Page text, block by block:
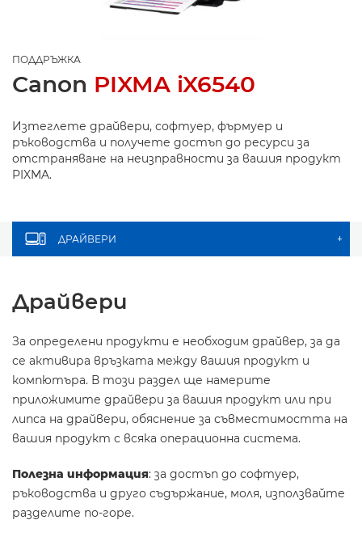
ПОДДРЪЖКА
Canon PIXMA iX6540
Изтеглете драйвери, софтуер, фърмуер и
ръководства и получете достъп до ресурси за
отстраняване на неизправности за вашия продукт
PIXMA.
ДРАЙВЕРИ +
Драйвери
За определени продукти е необходим драйвер, за да
се активира връзката между вашия продукт и
компютъра. В този раздел ще намерите
приложимите драйвери за вашия продукт или при
липса на драйвери, обяснение за съвместимостта на
вашия продукт с всяка операционна система.
Полезна информация: за достъп до софтуер,
ръководства и друго съдържание, моля, използвайте
разделите по-горе.